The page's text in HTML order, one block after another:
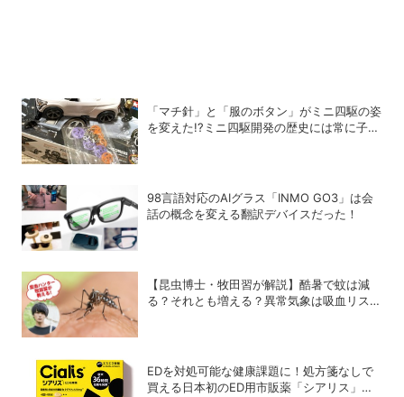
「マチ針」と「服のボタン」がミニ四駆の姿
を変えた!?ミニ四駆開発の歴史には常に子ど
98言語対応のAIグラス「INMO GO3」は会
話の概念を変える翻訳デバイスだった！
【昆虫博士・牧田習が解説】酷暑で蚊は減
る？それとも増える？異常気象は吸血リスク
EDを対処可能な健康課題に！処方箋なしで
買える日本初のED用市販薬「シアリス」が